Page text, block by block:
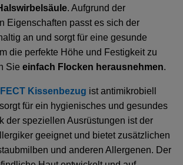
. Aufgrund der
Eigenschaften passt es sich der
an und sorgt für eine gesunde
die perfekte Höhe und Festigkeit zu
Sie einfach Flocken herausnehmen.
Kissenbezug ist antimikrobiell
für ein hygienisches und gesundes
der speziellen Ausrüstungen ist der
geeignet und bietet zusätzlichen
und anderen Allergenen. Der